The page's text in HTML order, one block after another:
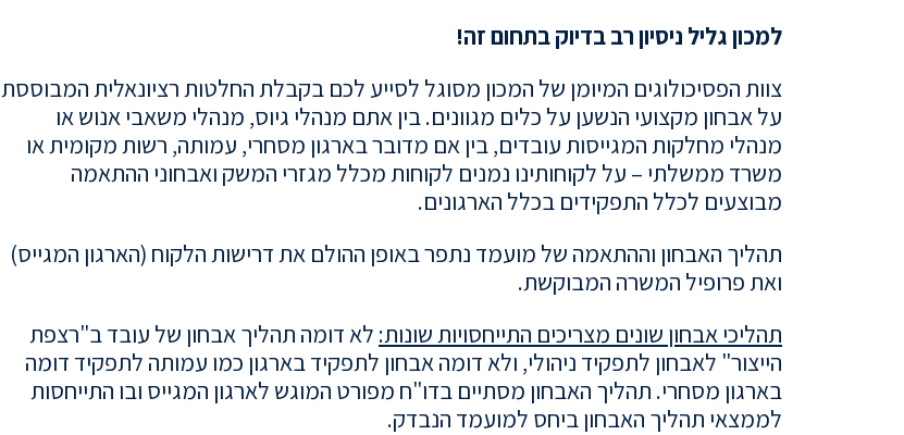
למכון גליל ניסיון רב בדיוק בתחום זה!
צוות הפסיכולוגים המיומן של המכון מסוגל לסייע לכם בקבלת החלטות רציונאלית המבוססת
על אבחון מקצועי הנשען על כלים מגוונים. בין אתם מנהלי גיוס, מנהלי משאבי אנוש או
מנהלי מחלקות המגייסות עובדים, בין אם מדובר בארגון מסחרי, עמותה, רשות מקומית או
משרד ממשלתי – על לקוחותינו נמנים לקוחות מכלל מגזרי המשק ואבחוני ההתאמה
מבוצעים לכלל התפקידים בכלל הארגונים.
תהליך האבחון וההתאמה של מועמד נתפר באופן ההולם את דרישות הלקוח (הארגון המגייס)
ואת פרופיל המשרה המבוקשת.
תהליכי אבחון שונים מצריכים התייחסויות שונות: לא דומה תהליך אבחון של עובד ב"רצפת
הייצור" לאבחון לתפקיד ניהולי, ולא דומה אבחון לתפקיד בארגון כמו עמותה לתפקיד דומה
בארגון מסחרי. תהליך האבחון מסתיים בדו"ח מפורט המוגש לארגון המגייס ובו התייחסות
לממצאי תהליך האבחון ביחס למועמד הנבדק.